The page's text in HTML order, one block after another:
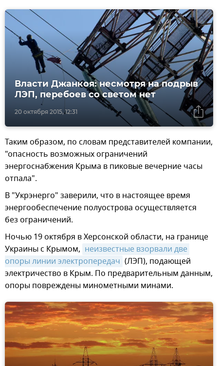
20 октября 2015, 12:31
Власти Джанкоя: несмотря на подрыв
ЛЭП, перебоев со светом нет
Таким образом, по словам представителей компании,
"опасность возможных ограничений
энергоснабжения Крыма в пиковые вечерние часы
отпала".
В "Укрэнерго" заверили, что в настоящее время
энергообеспечение полуострова осуществляется
без ограничений.
Ночью 19 октября в Херсонской области, на границе
Украины с Крымом, неизвестные взорвали две
опоры линии электропередач (ЛЭП), подающей
электричество в Крым. По предварительным данным,
опоры повреждены минометными минами.